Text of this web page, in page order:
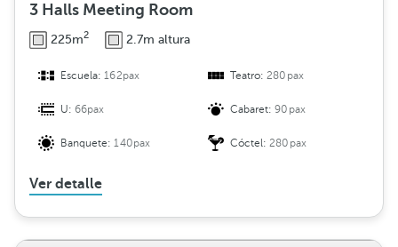
3 Halls Meeting Room
225m2 2.7m altura
Escuela:162pax Teatro:280pax
U:66pax Cabaret:90pax
Banquete:140pax Cóctel:280pax
Ver detalle